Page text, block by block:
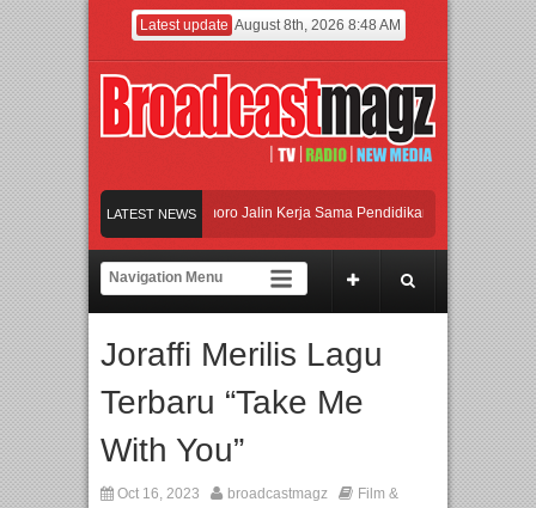
Latest update August 8th, 2026 8:48 AM
LATEST NEWS
Universitas Agung Podomoro Jalin Kerja Sama Pendidikan dan Riset untuk
Jakarta dengan Ribuan Mainan dan Produk Bayi dari Seluruh Dunia,
Universitas Agung Podomoro Jalin Kerja Sama Pendidikan dan Riset untuk
Joraffi Merilis Lagu
Terbaru “Take Me
With You”
Oct 16, 2023 broadcastmagz
Film &